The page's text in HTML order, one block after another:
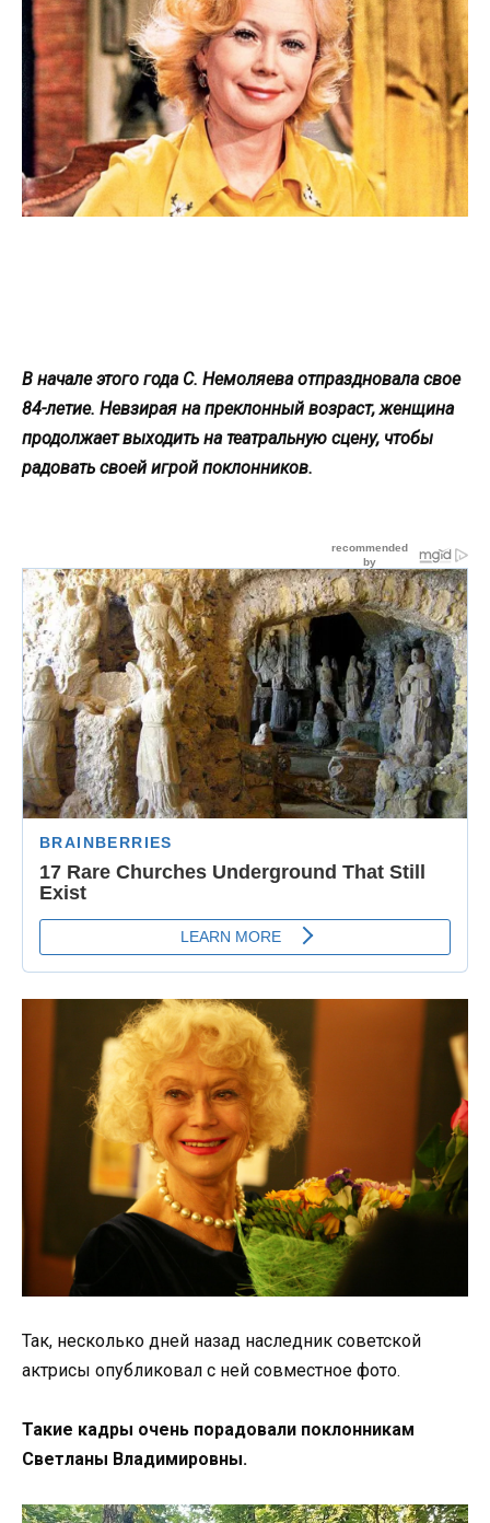
В начале этого года С. Немоляева отпраздновала свое
84-летие. Невзирая на преклонный возраст, женщина
продолжает выходить на театральную сцену, чтобы
радовать своей игрой поклонников.
Так, несколько дней назад наследник советской
актрисы опубликовал с ней совместное фото.
Такие кадры очень порадовали поклонникам
Светланы Владимировны.